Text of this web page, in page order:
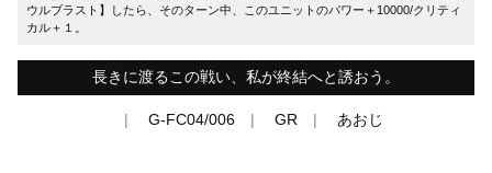
ウルブラスト】したら、そのターン中、このユニットのパワー＋10000/クリティ
カル＋１。
長きに渡るこの戦い、私が終結へと誘おう。
G-FC04/006 GR あおじ